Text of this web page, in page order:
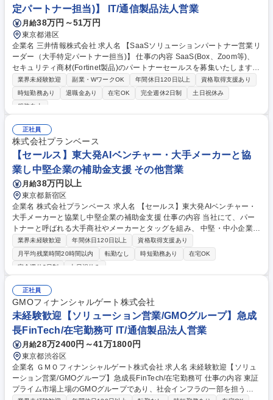
事業内容に準ずる業務全般] 募集職種 【セールス＆カスタマーサクセス(リ
ーダー候補)】週3日リモート可/業界No.1実績
定パートナー担当)】 IT/通信製品法人営業
月給38万円～51万円
東京都港区
企業名 三井情報株式会社 求人名 【SaaSソリューションパートナー営業リ
ーダー（大手特定パートナー担当)】 仕事の内容 SaaS(Box、Zoom等)、
セキュリティ商材(Fortinet製品)のパートナーセールスを募集いたします。
大手ICTパートナー様と共に彼らの顧客に対し商材の提案を行います。将
来的には管理職を目指していただきます。 15名程度の同僚とともに以下
職務を担当いただきます。 ＜1＞既存パートナーに対する販売支援：問い
促進施策の実行 ＜2＞メーカーとの調整：価格/納期交渉、機能リクエスト
等顧客要望のエスカレーション 【プロジェクト例】■パートナー顧客であ
る某大手製造業に対してSaaS大規模導入 ライセンス販売、導入コンサ
ル、保守の提供 募集職種 【SaaSソリューションパートナー営業リーダー
（大手特定パートナー担当)】
業界未経験歓迎 副業・WワークOK 年間休日120日以上
資格取得支援あり
時短勤務あり
退職金あり 在宅OK 完全週休2日制
土日祝休み
服装自由
正社員
株式会社プランベース
【セールス】東大発AIベンチャー・大手メーカーと協
業し中堅企業の補助金支援 その他営業
月給38万円以上
東京都新宿区
企業名 株式会社プランベース 求人名 【セールス】東大発AIベンチャー・
大手メーカーと協業し中堅企業の補助金支援 仕事の内容 当社にて、パー
トナーと呼ばれる大手商社やメーカーとタッグを組み、 中堅・中小企業に
補助金支援の案件獲得をメインで行っていただきます。 【詳細】まずは大
手商社・メーカー(パートナー)とのやり取りの中で現在積極的に提案して
いる機械や商材のヒアリング。お客様を紹介いただいて実際にパートナー
だんだんと信頼関係が構築できると数億円規模の案件をいただけることも
ございます。目に見えて成長を実感できるポジションです。今の現状にも
どかしさを感じている方にピッタリです。 募集職種 【セールス】東大発A
Iベンチャー・大手メーカーと協業し中堅企業の補助金支援
業界未経験歓迎 年間休日120日以上
資格取得支援あり
月平均残業時間20時間以内
転勤なし 時短勤務あり
在宅OK
完全週休2日制
土日祝休み
正社員
GMOフィナンシャルゲート株式会社
未経験歓迎【ソリューション営業/GMOグループ】急成
長FinTech/在宅勤務可 IT/通信製品法人営業
月給28万2400円～41万1800円
東京都渋谷区
企業名 ＧＭＯフィナンシャルゲート株式会社 求人名 未経験歓迎【ソリュ
ーション営業/GMOグループ】急成長FinTech/在宅勤務可 仕事の内容 東証
プライム市場上場のGMOグループであり、社会インフラの一部を担うキ